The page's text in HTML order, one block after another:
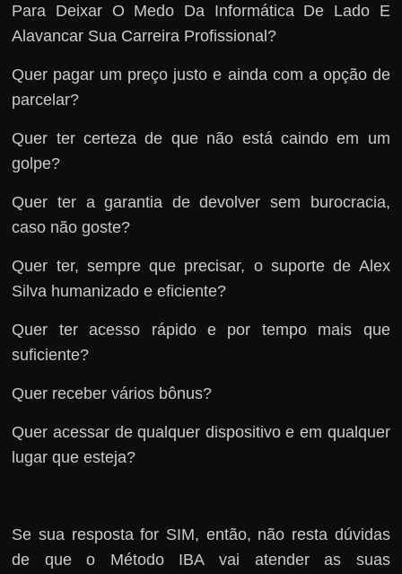
Para Deixar O Medo Da Informática De Lado E
Alavancar Sua Carreira Profissional?
Quer pagar um preço justo e ainda com a opção de
parcelar?
Quer ter certeza de que não está caindo em um
golpe?
Quer ter a garantia de devolver sem burocracia,
caso não goste?
Quer ter, sempre que precisar, o suporte de Alex
Silva humanizado e eficiente?
Quer ter acesso rápido e por tempo mais que
suficiente?
Quer receber vários bônus?
Quer acessar de qualquer dispositivo e em qualquer
lugar que esteja?
Se sua resposta for SIM, então, não resta dúvidas
de que o Método IBA vai atender as suas